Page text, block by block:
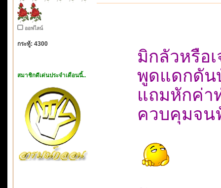
ออฟไลน์
กระทู้: 4300
สมาชิกดีเด่นประจำเดือนนี้..
มิกลัวหรือ
พูดแดกดัน
แถมหักค่า
ควบคุมจน